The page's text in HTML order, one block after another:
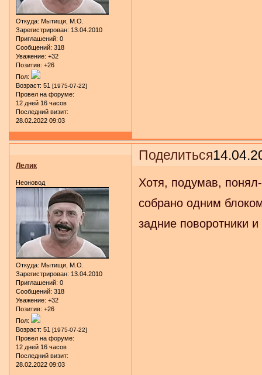
Откуда: Мытищи, М.О.
Зарегистрирован: 13.04.2010
Приглашений: 0
Сообщений: 318
Уважение: +32
Позитив: +26
Пол:
Возраст: 51 [1975-07-22]
Провел на форуме:
12 дней 16 часов
Последний визит:
28.02.2022 09:03
Поделиться
Лелик
Неоновод
Откуда: Мытищи, М.О.
Зарегистрирован: 13.04.2010
Приглашений: 0
Сообщений: 318
Уважение: +32
Позитив: +26
Пол:
Возраст: 51 [1975-07-22]
Провел на форуме:
12 дней 16 часов
Последний визит:
28.02.2022 09:03
Хотя, подумав,
собрано одним
задние поворотники